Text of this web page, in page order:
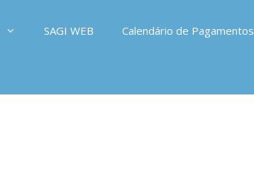
SAGI WEB Calendário de Pagamentos